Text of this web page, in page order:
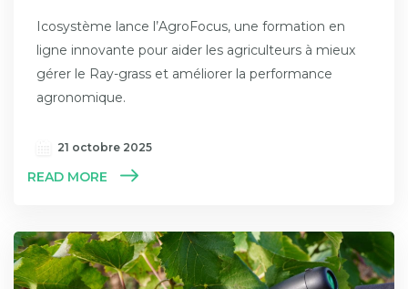
Icosystème lance l’AgroFocus, une formation en
ligne innovante pour aider les agriculteurs à mieux
gérer le Ray-grass et améliorer la performance
agronomique.
21 octobre 2025
READ MORE